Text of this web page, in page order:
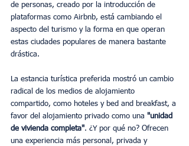
de personas, creado por la introducción de
plataformas como Airbnb, está cambiando el
aspecto del turismo y la forma en que operan
estas ciudades populares de manera bastante
drástica.
La estancia turística preferida mostró un cambio
radical de los medios de alojamiento
compartido, como hoteles y bed and breakfast, a
favor del alojamiento privado como una "unidad
de vivienda completa". ¿Y por qué no? Ofrecen
una experiencia más personal, privada y